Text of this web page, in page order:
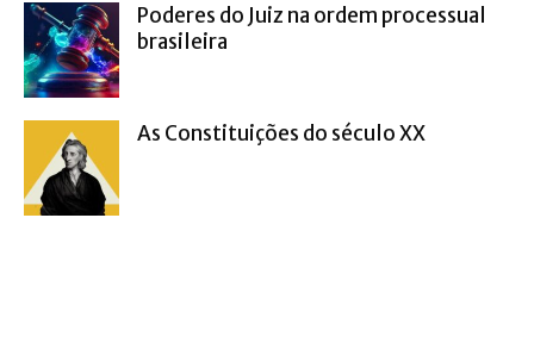
Poderes do Juiz na ordem processual
brasileira
As Constituições do século XX